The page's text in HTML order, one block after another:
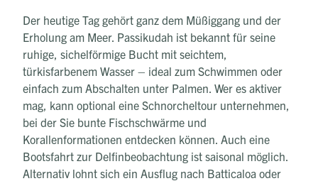
Der heutige Tag gehört ganz dem Müßiggang und der
Erholung am Meer. Passikudah ist bekannt für seine
ruhige, sichelförmige Bucht mit seichtem,
türkisfarbenem Wasser – ideal zum Schwimmen oder
einfach zum Abschalten unter Palmen. Wer es aktiver
mag, kann optional eine Schnorcheltour unternehmen,
bei der Sie bunte Fischschwärme und
Korallenformationen entdecken können. Auch eine
Bootsfahrt zur Delfinbeobachtung ist saisonal möglich.
Alternativ lohnt sich ein Ausflug nach Batticaloa oder